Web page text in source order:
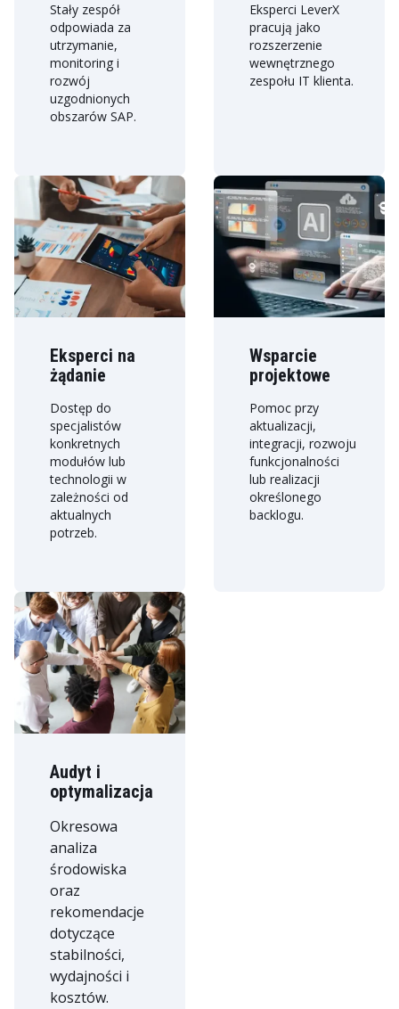
Stały zespół
odpowiada za
utrzymanie,
monitoring i
rozwój
uzgodnionych
obszarów SAP.
Eksperci LeverX
pracują jako
rozszerzenie
wewnętrznego
zespołu IT klienta.
Eksperci na
żądanie
Dostęp do
specjalistów
konkretnych
modułów lub
technologii w
zależności od
aktualnych
potrzeb.
Wsparcie
projektowe
Pomoc przy
aktualizacji,
integracji, rozwoju
funkcjonalności
lub realizacji
określonego
backlogu.
Audyt i
optymalizacja
Okresowa
analiza
środowiska
oraz
rekomendacje
dotyczące
stabilności,
wydajności i
kosztów.